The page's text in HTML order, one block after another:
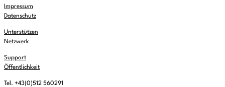
Impressum
Datenschutz
Unterstützen
Netzwerk
Support
Öffentlichkeit
Tel. +43(0)512 560291